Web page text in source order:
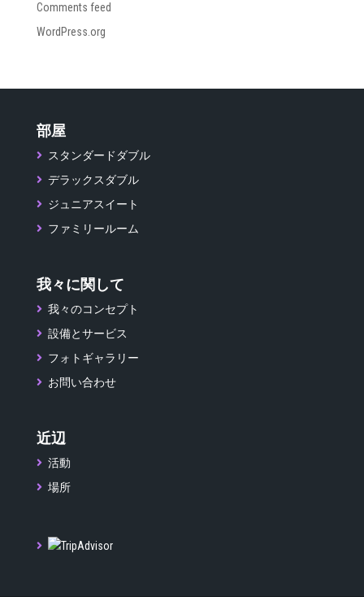
Comments feed
WordPress.org
部屋
スタンダードダブル
デラックスダブル
ジュニアスイート
ファミリールーム
我々に関して
我々のコンセプト
設備とサービス
フォトギャラリー
お問い合わせ
近辺
活動
場所